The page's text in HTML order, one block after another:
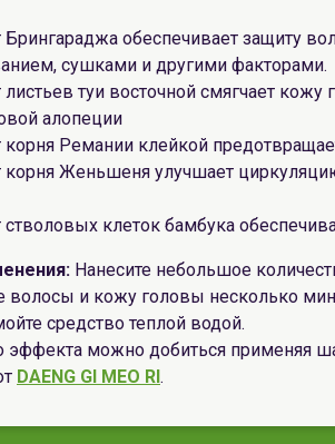
Брингараджа обеспечивает защиту
сушками и другими факторами.
листьев туи восточной смягчает
алопеции
корня Ремании клейкой
корня Женьшеня улучшает
стволовых клеток бамбука
Нанесите небольшое
волосы и кожу головы несколько
средство теплой водой.
эффекта можно добиться применяя
DAENG GI MEO RI.